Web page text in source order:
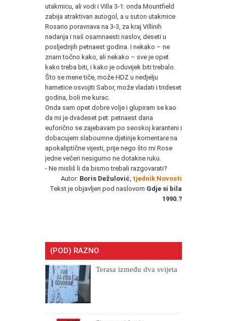
utakmicu, ali vodi i Villa 3-1: onda Mountfield
zabija atraktivan autogol, a u suton utakmice
Rosario poravnava na 3-3, za kraj Villinih
nadanja i naš osamnaesti naslov, deseti u
posljednjih petnaest godina. I nekako – ne
znam točno kako, ali nekako – sve je opet
kako treba biti, i kako je oduvijek biti trebalo.
Što se mene tiče, može HDZ u nedjelju
hametice osvojiti Sabor, može vladati i trideset
godina, boli me kurac.
Onda sam opet dobre volje i glupiram se kao
da mi je dvadeset pet: petnaest dana
euforično se zajebavam po seoskoj karanteni i
dobacujem slaboumne djetinje komentare na
apokaliptične vijesti, prije nego što mi Rose
jedne večeri nesigurno ne dotakne ruku.
- Ne misliš li da bismo trebali razgovarati?
Autor: Boris Dežulović tjednik Novosti
Tekst je objavljen pod naslovom Gdje si bila
1990.?
(POD) RAZNO
Terasa između dva svijeta